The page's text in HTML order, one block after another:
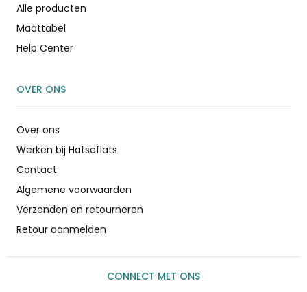
Alle producten
Maattabel
Help Center
OVER ONS
Over ons
Werken bij Hatseflats
Contact
Algemene voorwaarden
Verzenden en retourneren
Retour aanmelden
CONNECT MET ONS